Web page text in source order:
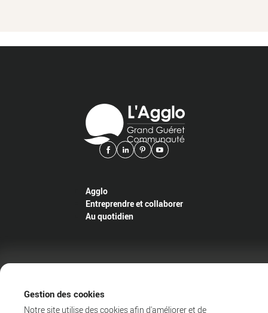
Gestion des cookies
Notre site utilise des cookies afin d'améliorer et de
Agglo
Entreprendre et collaborer
Au quotidien
Mentions légales
CGU du wifi public